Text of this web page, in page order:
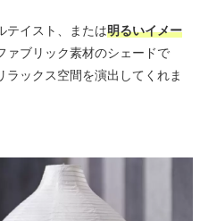
テイスト、または明るいイメー
ァブリック素材のシェードで
ックス空間を演出してくれま